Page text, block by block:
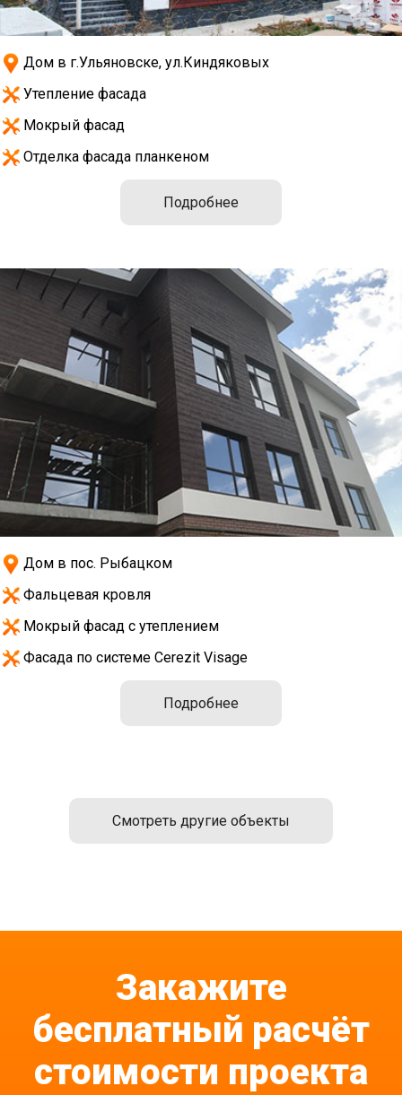
Дом в г.Ульяновске, ул.Киндяковых
Утепление фасада
Мокрый фасад
Отделка фасада планкеном
Подробнее
Дом в пос. Рыбацком
Фальцевая кровля
Мокрый фасад с утеплением
Фасада по системе Cerezit Visage
Подробнее
Смотреть другие объекты
Закажите
бесплатный расчёт
стоимости проекта